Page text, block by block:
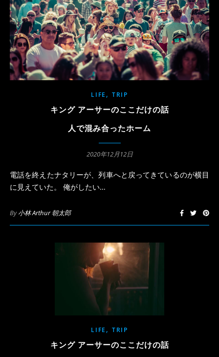
LIFE , TRIP
キング アーサーのここだけの話
人で混み合ったホーム
2020年12月12日
電話を終えたナタリーが、列車へと戻ってきているのが横目
に見えていた。 俺がしたい…
By小林 Arthur 朝太郎
LIFE , TRIP
キング アーサーのここだけの話